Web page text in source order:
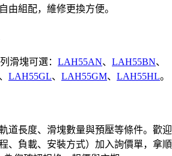
由組配，維修更換方便。
滑塊可選： LAH55AN、 LAH55BN、
、 LAH55GL、 LAH55GM、 LAH55HL。
道長度、滑塊數量與預壓等條件。歡迎
、負載、安裝方式）加入詢價單，拿順